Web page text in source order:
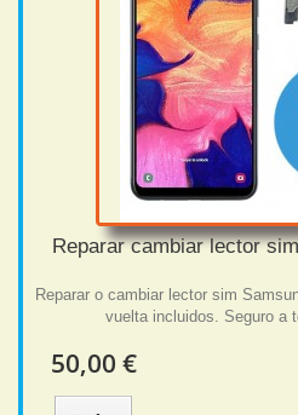
Reparar cambiar lector
Reparar o cambiar lector sim
vuelta incluidos. Seguro a
50,00 €